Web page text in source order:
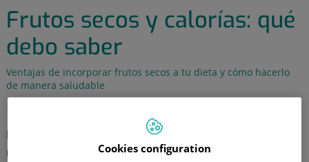
Frutos secos y calorías: qué
debo saber
Ventajas de incorporar frutos secos a tu dieta y cómo hacerlo
de manera saludable
Los frutos secos contienen muchas calorías, pero eso
no quiere decir necesariamente que tomarlos
Cookies configuration